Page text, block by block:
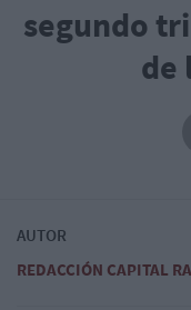
segundo
de
AUTOR
REDACCIÓN CAPITAL